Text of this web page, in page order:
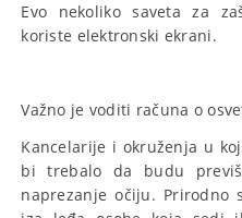
Evo nekoliko saveta za
koriste elektronski ekrani.
Važno je voditi računa o
Kancelarije i okruženja u
bi trebalo da budu
naprezanje očiju.